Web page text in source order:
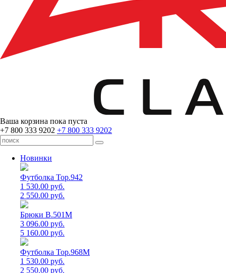
Ваша корзина пока пуста
+7 800 333 9202 +7 800 333 9202
Новинки
Футболка Top.942
1 530.00 руб.
2 550.00 руб.
Брюки B.501M
3 096.00 руб.
5 160.00 руб.
Футболка Top.968M
1 530.00 руб.
2 550.00 руб.